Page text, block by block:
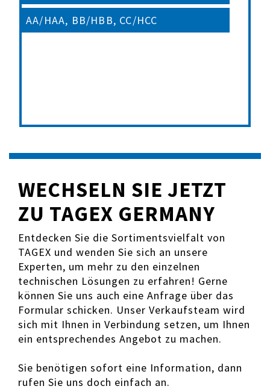
AA/HAA, BB/HBB, CC/HCC
WECHSELN SIE JETZT
ZU TAGEX GERMANY
Entdecken Sie die Sortimentsvielfalt von
TAGEX und wenden Sie sich an unsere
Experten, um mehr zu den einzelnen
technischen Lösungen zu erfahren! Gerne
können Sie uns auch eine Anfrage über das
Formular schicken. Unser Verkaufsteam wird
sich mit Ihnen in Verbindung setzen, um Ihnen
ein entsprechendes Angebot zu machen.
Sie benötigen sofort eine Information, dann
rufen Sie uns doch einfach an.